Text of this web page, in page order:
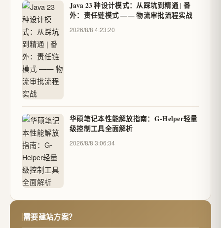
Java 23 种设计模式：从踩坑到精通 | 番
外：责任链模式 —— 物流审批流程实战
2026/8/8 4:23:20
华硕笔记本性能解放指南：G-Helper轻量
级控制工具全面解析
2026/8/8 3:06:34
需要建站方案？